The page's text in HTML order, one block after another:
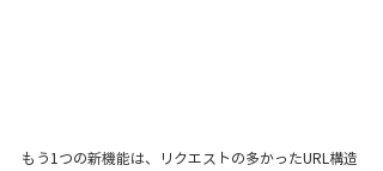
もう1つの新機能は、リクエストの多かったURL構造